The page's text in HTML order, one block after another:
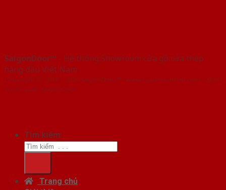
SaigonDoor™ - Hệ thống Showroom cửa gỗ cửa thép
hàng đầu Việt Nam
Copyright ⓒ 2016 – 2026 SaigonDoor™ - www.cuagocuathep.com | Đơn
vị chủ quản SaigonDoor
Tìm kiếm:
Trang chủ